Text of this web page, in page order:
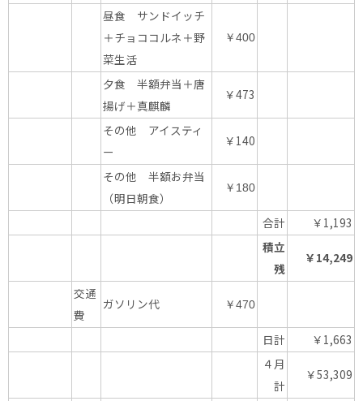
昼食 サンドイッチ
＋チョココルネ＋野
菜生活
￥400
夕食 半額弁当＋唐
揚げ＋真麒麟
￥473
その他 アイスティ
ー
￥140
その他 半額お弁当
（明日朝食）
￥180
合計
￥1,193
積立
残
￥14,249
交通
費
ガソリン代 ￥470
日計
￥1,663
４月
計
￥53,309